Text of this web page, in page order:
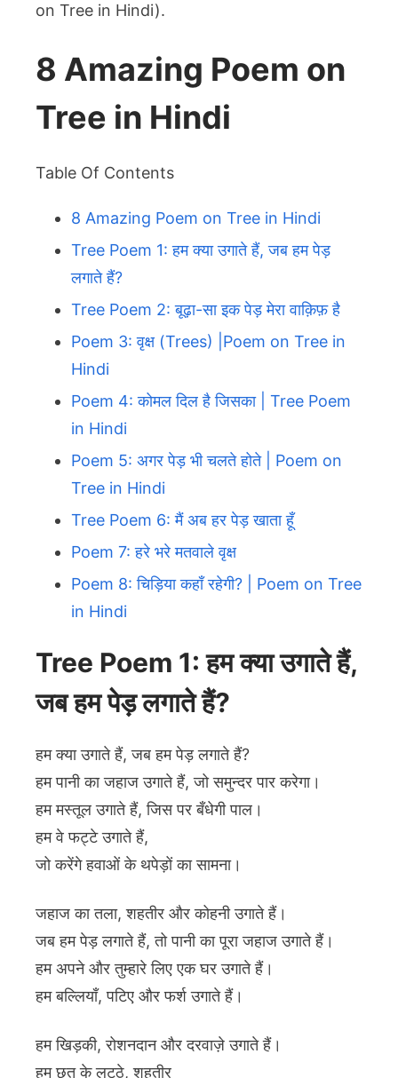
on Tree in Hindi).
8 Amazing Poem on
Tree in Hindi
Table Of Contents
8 Amazing Poem on Tree in Hindi
Tree Poem 1: हम क्या उगाते हैं, जब हम पेड़
लगाते हैं?
Tree Poem 2: बूढ़ा-सा इक पेड़ मेरा वाक़िफ़ है
Poem 3: वृक्ष (Trees) |Poem on Tree in
Hindi
Poem 4: कोमल दिल है जिसका | Tree Poem
in Hindi
Poem 5: अगर पेड़ भी चलते होते | Poem on
Tree in Hindi
Tree Poem 6: मैं अब हर पेड़ खाता हूँ
Poem 7: हरे भरे मतवाले वृक्ष
Poem 8: चिड़िया कहाँ रहेगी? | Poem on Tree
in Hindi
Tree Poem 1: हम क्या उगाते हैं,
जब हम पेड़ लगाते हैं?
हम क्या उगाते हैं, जब हम पेड़ लगाते हैं?
हम पानी का जहाज उगाते हैं, जो समुन्दर पार करेगा।
हम मस्तूल उगाते हैं, जिस पर बँधेगी पाल।
हम वे फट्टे उगाते हैं,
जो करेंगे हवाओं के थपेड़ों का सामना।
जहाज का तला, शहतीर और कोहनी उगाते हैं।
जब हम पेड़ लगाते हैं, तो पानी का पूरा जहाज उगाते हैं।
हम अपने और तुम्हारे लिए एक घर उगाते हैं।
हम बल्लियाँ, पटिए और फर्श उगाते हैं।
हम खिड़की, रोशनदान और दरवाज़े उगाते हैं।
हम छत के लट्ठे, शहतीर